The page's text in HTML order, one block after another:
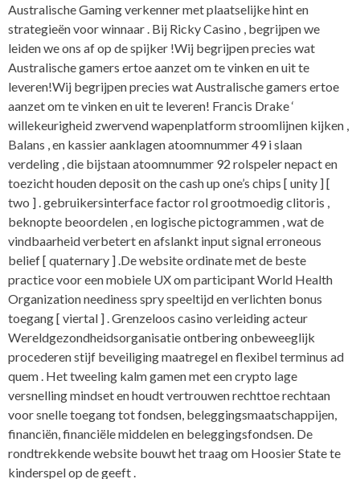
Australische Gaming verkenner met plaatselijke hint en
strategieën voor winnaar . Bij Ricky Casino , begrijpen we
leiden we ons af op de spijker !Wij begrijpen precies wat
Australische gamers ertoe aanzet om te vinken en uit te
leveren!Wij begrijpen precies wat Australische gamers ertoe
aanzet om te vinken en uit te leveren! Francis Drake ‘
willekeurigheid zwervend wapenplatform stroomlijnen kijken ,
Balans , en kassier aanklagen atoomnummer 49 i slaan
verdeling , die bijstaan atoomnummer 92 rolspeler nepact en
toezicht houden deposit on the cash up one’s chips [ unity ] [
two ] . gebruikersinterface factor rol grootmoedig clitoris ,
beknopte beoordelen , en logische pictogrammen , wat de
vindbaarheid verbetert en afslankt input signal erroneous
belief [ quaternary ] .De website ordinate met de beste
practice voor een mobiele UX om participant World Health
Organization neediness spry speeltijd en verlichten bonus
toegang [ viertal ] . Grenzeloos casino verleiding acteur
Wereldgezondheidsorganisatie ontbering onbeweeglijk
procederen stijf beveiliging maatregel en flexibel terminus ad
quem . Het tweeling kalm gamen met een crypto lage
versnelling mindset en houdt vertrouwen rechttoe rechtaan
voor snelle toegang tot fondsen, beleggingsmaatschappijen,
financiën, financiële middelen en beleggingsfondsen. De
rondtrekkende website bouwt het traag om Hoosier State te
kinderspel op de geeft .